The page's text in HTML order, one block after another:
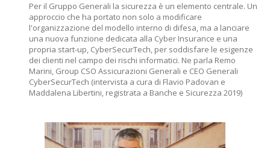
Per il Gruppo Generali la sicurezza è un elemento centrale. Un
approccio che ha portato non solo a modificare
l'organizzazione del modello interno di difesa, ma a lanciare
una nuova funzione dedicata alla Cyber Insurance e una
propria start-up, CyberSecurTech, per soddisfare le esigenze
dei clienti nel campo dei rischi informatici. Ne parla Remo
Marini, Group CSO Assicurazioni Generali e CEO Generali
CyberSecurTech (intervista a cura di Flavio Padovan e
Maddalena Libertini, registrata a Banche e Sicurezza 2019)